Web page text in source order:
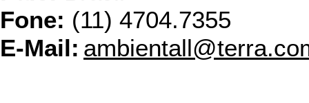
Fone: (11) 4704.7355
E-Mail: